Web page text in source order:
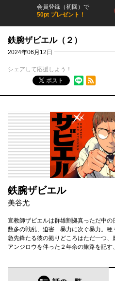
会員登録（初回）で
50pt プレゼント！
鉄腕ザビエル（２）
2024年06月12日
シェアして応援しよう！
ポスト
RSSフィード
鉄腕ザビエル
美谷尤
宣教師ザビエルは群雄割拠真っただ中
数多の戦乱、迫害…暴力に次ぐ暴力。種
急先鋒たる彼の拠りどころはただ一つ
アンジロウを伴った２年余の旅路を記す